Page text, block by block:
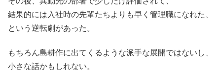
結果的には入社時の先輩たちよりも早く管理職になれた、
という逆転劇があった。
もちろん島耕作に出てくるような派手な展開ではないし、
小さな話かもしれない。